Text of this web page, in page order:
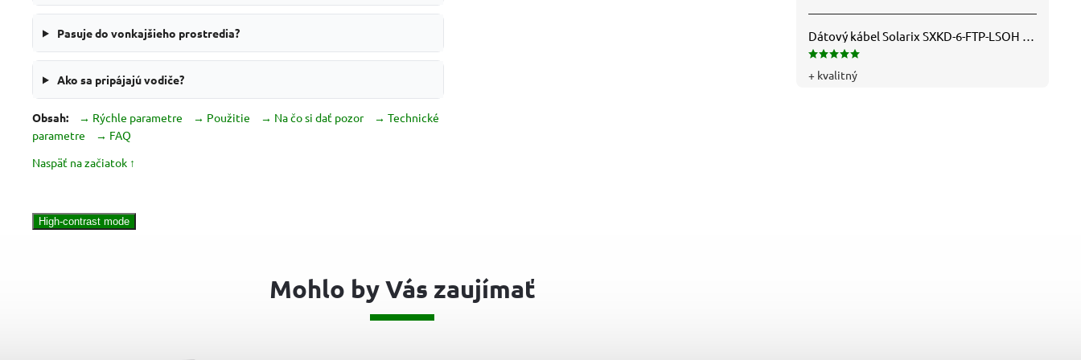
+ kvalitný
Pasuje do vonkajšieho prostredia?
Ako sa pripájajú vodiče?
Obsah: → Rýchle parametre → Použitie → Na čo si dať pozor
→ Technické
parametre
→ FAQ
Naspäť na začiatok ↑
High-contrast mode
Mohlo by Vás zaujímať